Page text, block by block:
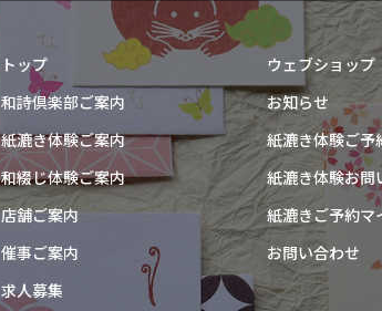
トップ
和詩倶楽部ご案内
紙漉き体験ご案内
和綴じ体験ご案内
店舗ご案内
催事ご案内
求人募集
ウェブショップ
お知らせ
紙漉き体験ご予
紙漉き体験お問
紙漉きご予約マ
お問い合わせ